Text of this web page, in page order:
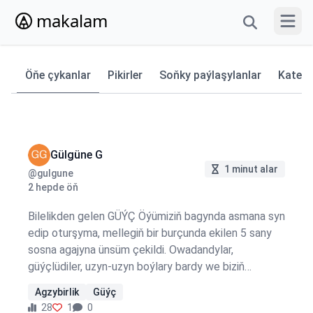
makalam
Öňe çykanlar Pikirler Soňky paýlaşylanlar
Gülgüne G
@gulgune
2 hepde öň
1 minut alar
Bilelikden gelen GÜÝÇ Öýümiziň bagynda asmana syn
edip oturşyma, mellegiň bir burçunda ekilen 5 sany
sosna agajyna ünsüm çekildi. Owadandylar,
güýçlüdiler, uzyn-uzyn boýlary bardy we biziň
Başlaryny asmana ýetirjek bolup ösüp baryşlaryna
Agzybirlik
Güýç
28
1 0